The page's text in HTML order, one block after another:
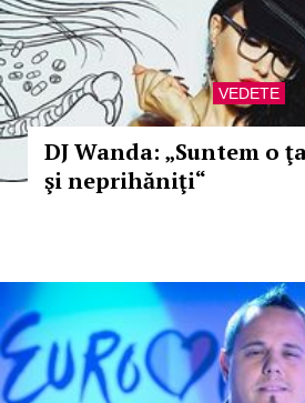
VEDETE
DJ Wanda: „Suntem o
şi neprihăniţi“